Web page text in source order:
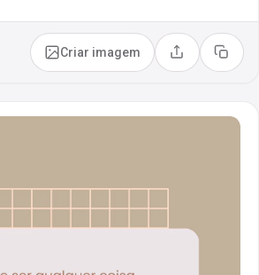
Criar imagem Compartilhar
Copiar